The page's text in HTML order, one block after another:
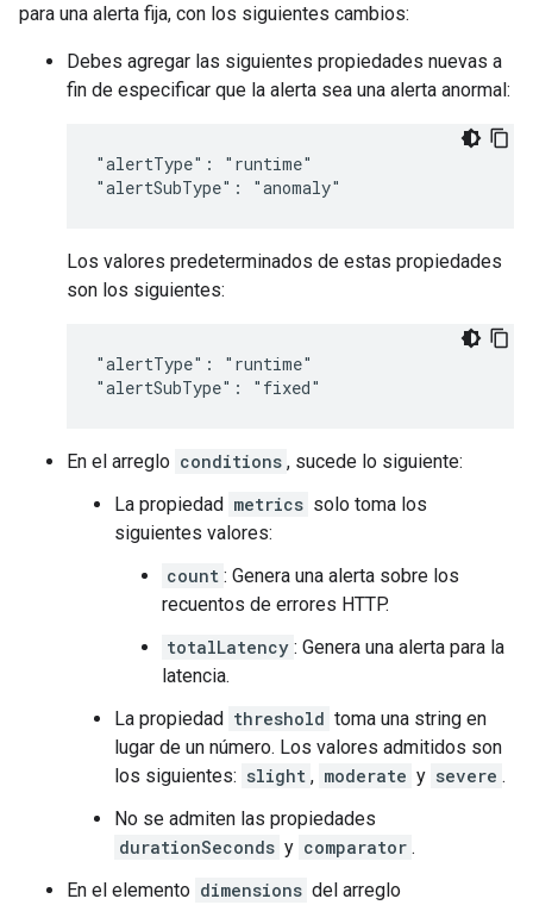
para una alerta fija, con los siguientes cambios:
Debes agregar las siguientes propiedades nuevas a
fin de especificar que la alerta sea una alerta anormal:
"alertType": "runtime"
"alertSubType": "anomaly"
Los valores predeterminados de estas propiedades
son los siguientes:
"alertType": "runtime"
"alertSubType": "fixed"
En el arreglo conditions , sucede lo siguiente:
La propiedad metrics solo toma los
siguientes valores:
count : Genera una alerta sobre los
recuentos de errores HTTP.
totalLatency : Genera una alerta para la
latencia.
La propiedad threshold toma una string en
lugar de un número. Los valores admitidos son
los siguientes: slight , moderate y severe .
No se admiten las propiedades
durationSeconds y comparator .
En el elemento dimensions del arreglo